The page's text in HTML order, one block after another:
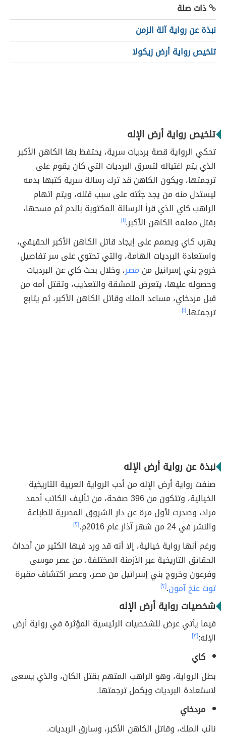
ذات صلة
نبذة عن رواية آلة الزمن
تلخيص رواية أرض زيكولا
تلخيص رواية أرض الإله
تحكي الرواية قصة برديات سرية، يحتفظ بها الكاهن الأكبر
الذي يتم اغتياله لتسرق البرديات التي كان يقوم على
ترجمتها، ويكون الكاهن قد ترك رسالة سرية كتبها بدمه
ليستدل منه من يجد جثته على سبب قتله، ويتم اتهام
الراهب كاي الذي قرأ الرسالة المكتوبة بالدم ثم مسحها،
بقتل معلمه الكاهن الأكبر.[١]
يهرب كاي ويصمم على إيجاد قاتل الكاهن الأكبر الحقيقي،
واستعادة البرديات الهامة، والتي تحتوي على سر تفاصيل
خروج بني إسرائيل من مصر، وخلال بحث كاي عن البرديات
وحصوله عليها، يتعرض للمشقة والتعذيب، وتقتل أمه من
قبل مردخاي، مساعد الملك وقاتل الكاهن الأكبر، ثم يتابع
ترجمتها.[١]
نبذة عن رواية أرض الإله
صنفت رواية أرض الإله من أدب الرواية العربية التاريخية
الخيالية، وتتكون من 396 صفحة، من تأليف الكاتب أحمد
مراد، وصدرت لأول مرة عن دار الشروق المصرية للطباعة
والنشر في 24 من شهر آذار عام 2016م.
[٢]
ورغم أنها رواية خيالية، إلا أنه قد ورد فيها الكثير من أحداث
الحقائق التاريخية عبر الأزمنة المختلفة، من عصر موسى
وفرعون وخروج بني إسرائيل من مصر، وعصر اكتشاف مقبرة
توت عنخ آمون.[٢]
شخصيات رواية أرض الإله
فيما يأتي عرض للشخصيات الرئيسية المؤثرة في رواية أرض
الإله:[٣]
كاي
بطل الرواية، وهو الراهب المتهم بقتل الكان، والذي يسعى
لاستعادة البرديات ويكمل ترجمتها.
مردخاي
نائب الملك، وقاتل الكاهن الأكبر، وسارق الربديات.